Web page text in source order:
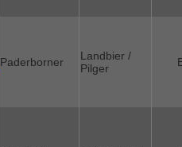
Paderborner
Landbier /
Pilger